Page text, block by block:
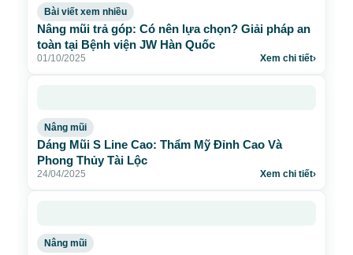
Bài viết xem nhiều
Nâng mũi trả góp: Có nên lựa chọn? Giải pháp an
toàn tại Bệnh viện JW Hàn Quốc
01/10/2025 Xem chi tiết›
Nâng mũi
Dáng Mũi S Line Cao: Thẩm Mỹ Đỉnh Cao Và
Phong Thủy Tài Lộc
24/04/2025 Xem chi tiết›
Nâng mũi